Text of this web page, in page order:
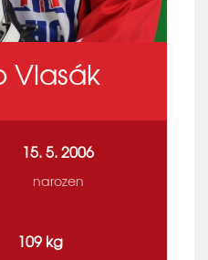
Vlasák
15. 5. 2006
narozen
109 kg